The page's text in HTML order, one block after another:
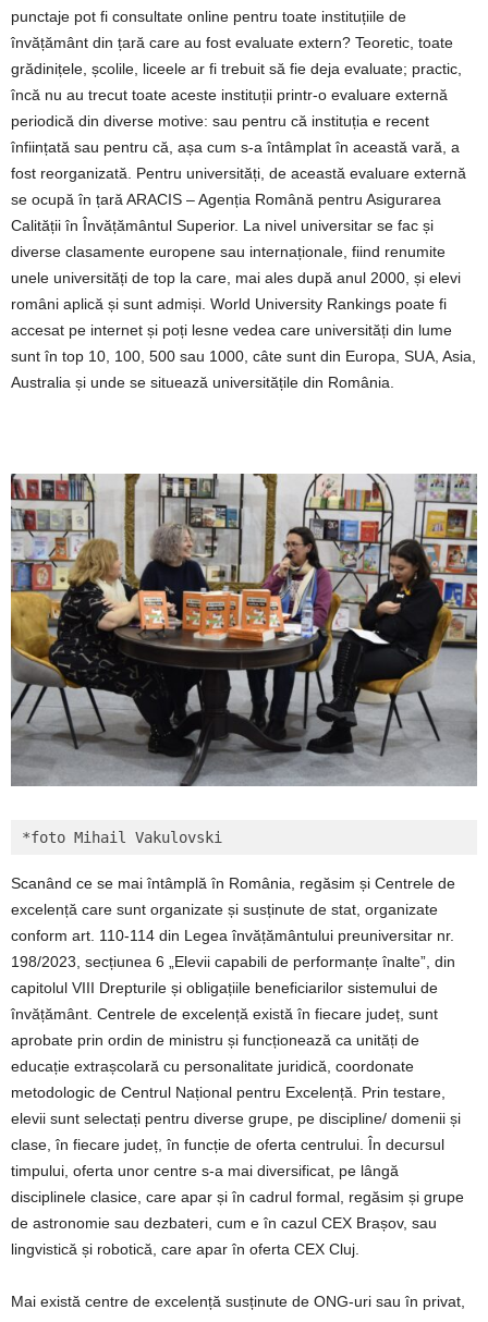
punctaje pot fi consultate online pentru toate instituțiile de
învățământ din țară care au fost evaluate extern? Teoretic, toate
grădinițele, școlile, liceele ar fi trebuit să fie deja evaluate; practic,
încă nu au trecut toate aceste instituții printr-o evaluare externă
periodică din diverse motive: sau pentru că instituția e recent
înființată sau pentru că, așa cum s-a întâmplat în această vară, a
fost reorganizată. Pentru universități, de această evaluare externă
se ocupă în țară ARACIS – Agenția Română pentru Asigurarea
Calității în Învățământul Superior. La nivel universitar se fac și
diverse clasamente europene sau internaționale, fiind renumite
unele universități de top la care, mai ales după anul 2000, și elevi
români aplică și sunt admiși. World University Rankings poate fi
accesat pe internet și poți lesne vedea care universități din lume
sunt în top 10, 100, 500 sau 1000, câte sunt din Europa, SUA, Asia,
Australia și unde se situează universitățile din România.
*foto Mihail Vakulovski
Scanând ce se mai întâmplă în România, regăsim și Centrele de
excelență care sunt organizate și susținute de stat, organizate
conform art. 110-114 din Legea învățământului preuniversitar nr.
198/2023, secțiunea 6 „Elevii capabili de performanțe înalte”, din
capitolul VIII Drepturile și obligațiile beneficiarilor sistemului de
învățământ. Centrele de excelență există în fiecare județ, sunt
aprobate prin ordin de ministru și funcționează ca unități de
educație extrașcolară cu personalitate juridică, coordonate
metodologic de Centrul Național pentru Excelență. Prin testare,
elevii sunt selectați pentru diverse grupe, pe discipline/ domenii și
clase, în fiecare județ, în funcție de oferta centrului. În decursul
timpului, oferta unor centre s-a mai diversificat, pe lângă
disciplinele clasice, care apar și în cadrul formal, regăsim și grupe
de astronomie sau dezbateri, cum e în cazul CEX Brașov, sau
lingvistică și robotică, care apar în oferta CEX Cluj.
Mai există centre de excelență susținute de ONG-uri sau în privat,